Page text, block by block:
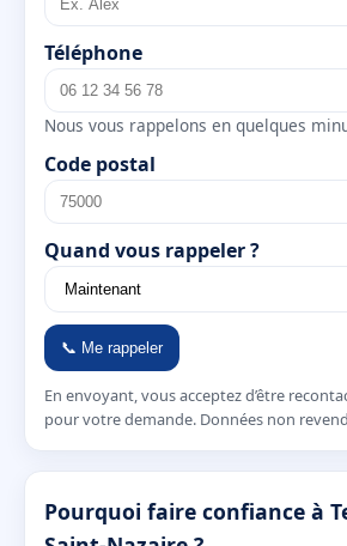
Téléphone
Nous vous rappelons en quelques
Code postal
Quand vous rappeler ?
📞 Me rappeler
En envoyant, vous acceptez d’être
pour votre demande. Données non
Pourquoi faire confiance à